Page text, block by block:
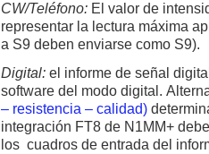
CW/Teléfono: El valor de
representar la lectura máxima
a S9 deben enviarse como S9).
Digital: el informe de señal
software del modo digital.
– resistencia – calidad)
integración FT8 de N1MM+
los cuadros de entrada del